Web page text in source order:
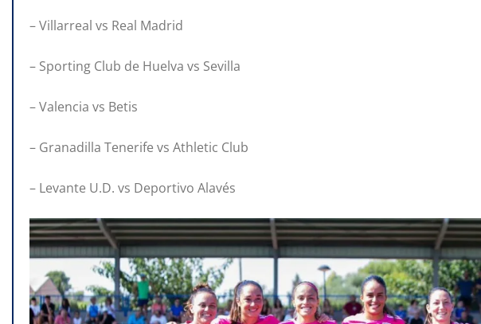
– Villarreal vs Real Madrid
– Sporting Club de Huelva vs Sevilla
– Valencia vs Betis
– Granadilla Tenerife vs Athletic Club
– Levante U.D. vs Deportivo Alavés